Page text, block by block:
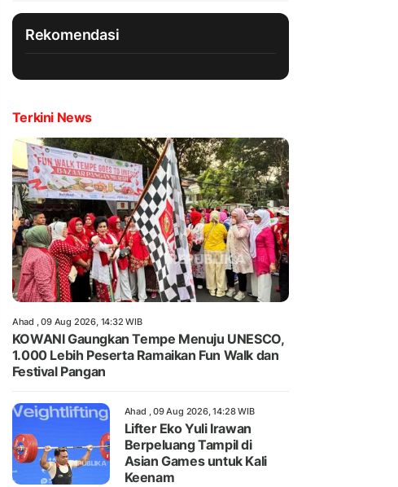
Rekomendasi
Terkini News
Ahad , 09 Aug 2026, 14:32 WIB
KOWANI Gaungkan Tempe Menuju UNESCO,
1.000 Lebih Peserta Ramaikan Fun Walk dan
Festival Pangan
Ahad , 09 Aug 2026, 14:28 WIB
Lifter Eko Yuli Irawan
Berpeluang Tampil di
Asian Games untuk Kali
Keenam